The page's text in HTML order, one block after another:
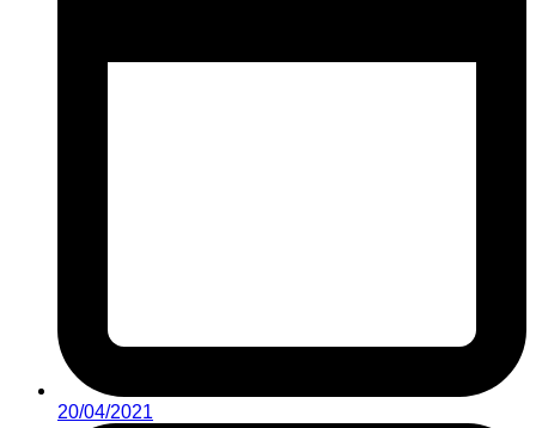
20/04/2021